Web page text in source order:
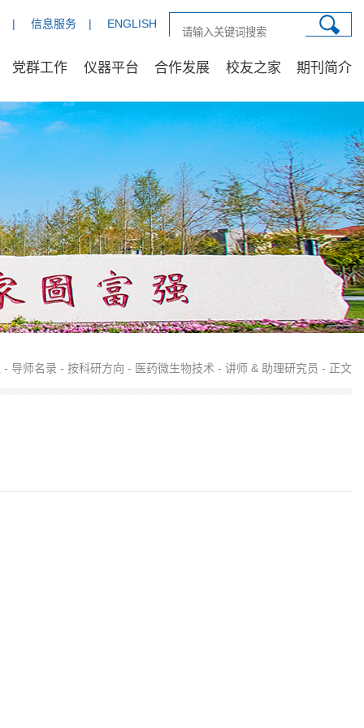
| 信息服务 | ENGLISH
党群工作 仪器平台 合作发展 校友之家 期刊简介
- 导师名录 - 按科研方向 - 医药微生物技术 - 讲师 & 助理研究员 - 正文